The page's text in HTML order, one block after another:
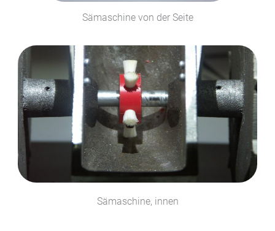
Sämaschine von der Seite
Sämaschine, innen